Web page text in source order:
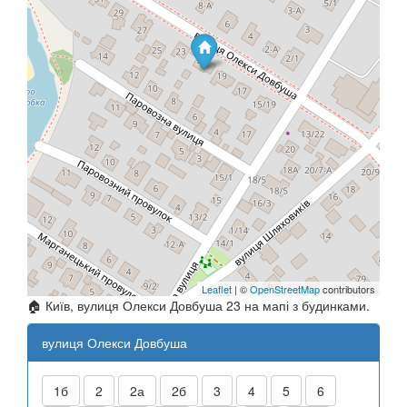
Leaflet | ©OpenStreetMapcontributors
🏠 Київ, вулиця Олекси Довбуша 23 на мапі з будинками.
вулиця Олекси Довбуша
1б 2 2а 2б 3 4 5 6